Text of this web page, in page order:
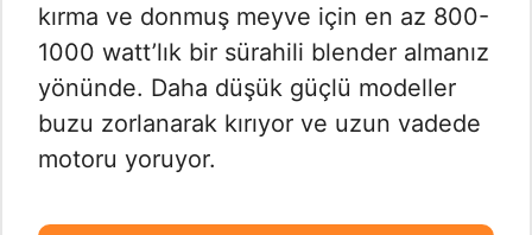
kırma ve donmuş meyve için en az 800-
1000 watt’lık bir sürahili blender almanız
yönünde. Daha düşük güçlü modeller
buzu zorlanarak kırıyor ve uzun vadede
motoru yoruyor.